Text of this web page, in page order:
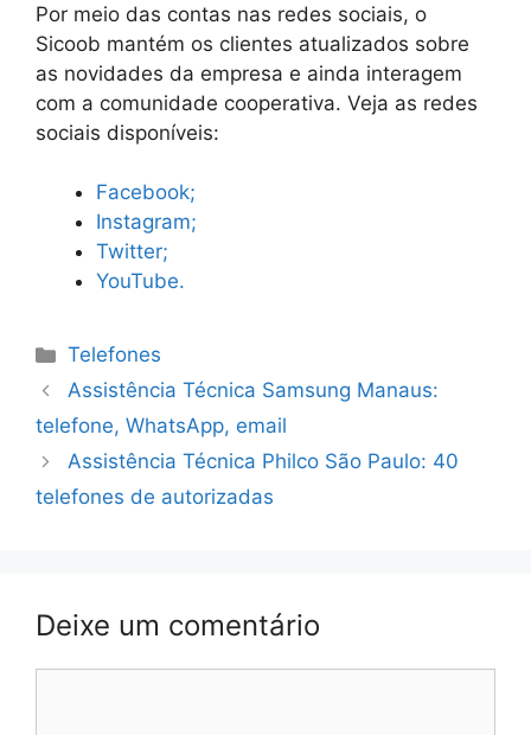
Por meio das contas nas redes sociais, o
Sicoob mantém os clientes atualizados sobre
as novidades da empresa e ainda interagem
com a comunidade cooperativa. Veja as redes
sociais disponíveis:
Facebook;
Instagram;
Twitter;
YouTube.
Categorias
Telefones
Assistência Técnica Samsung Manaus:
telefone, WhatsApp, email
Assistência Técnica Philco São Paulo: 40
telefones de autorizadas
Deixe um comentário